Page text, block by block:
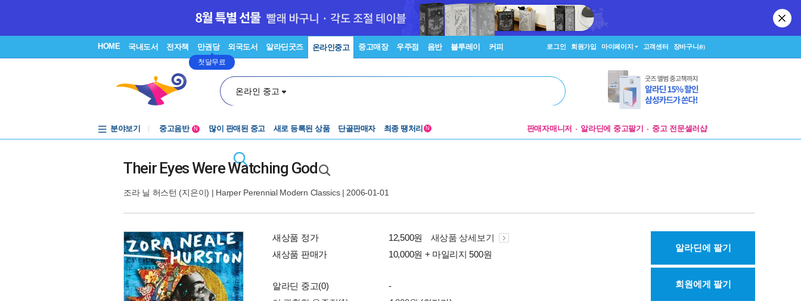
HOME 국내도서 전자책 만권당
첫달무료
외국도서 알라딘굿즈 온라인중고 중고매장 우주점 음반 블루레이 커피 로그인 회원가입 마이페이지 고객센터 장바구니(0)
온라인 중고
분야보기
중고음반
N 많이 판매된 중고 새로 등록된 상품 단골판매자 최종 땡처리 N 판매자매니저 알라딘에 중고팔기 중고 전문셀러샵
Their Eyes Were Watching God
조라 닐 허스턴 (지은이) | Harper Perennial Modern Classics| 2006-01-01
새상품 정가 12,500원
새상품 상세보기
새상품 판매가
10,000원 + 마일리지 500원
알라딘 중고(0)
-
알라딘에 팔기
회원에게 팔기